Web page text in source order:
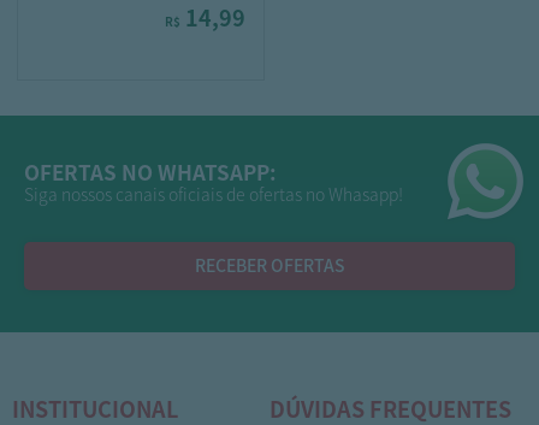
R$ 14,99
OFERTAS NO WHATSAPP:
Siga nossos canais oficiais de ofertas no Whasapp!
RECEBER OFERTAS
INSTITUCIONAL DÚVIDAS FREQUENTES